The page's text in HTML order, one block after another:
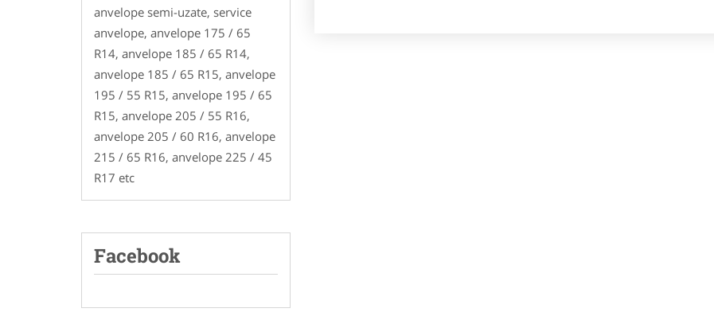
anvelope semi-uzate, service
anvelope, anvelope 175 / 65
R14, anvelope 185 / 65 R14,
anvelope 185 / 65 R15, anvelope
195 / 55 R15, anvelope 195 / 65
R15, anvelope 205 / 55 R16,
anvelope 205 / 60 R16, anvelope
215 / 65 R16, anvelope 225 / 45
R17 etc
Facebook